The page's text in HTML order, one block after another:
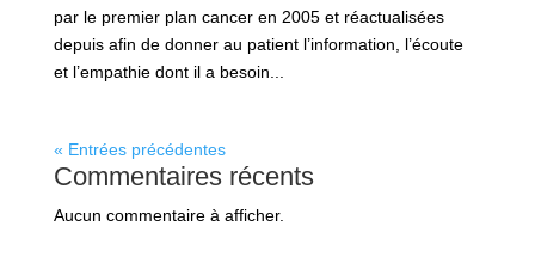
par le premier plan cancer en 2005 et réactualisées
depuis afin de donner au patient l’information, l’écoute
et l’empathie dont il a besoin...
« Entrées précédentes
Commentaires récents
Aucun commentaire à afficher.